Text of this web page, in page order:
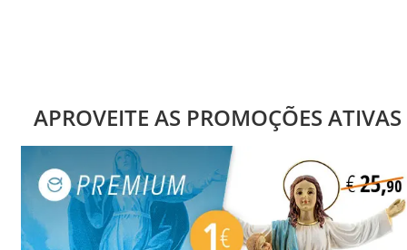
APROVEITE AS PROMOÇÕES ATIVAS